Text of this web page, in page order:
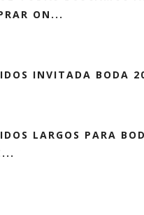
ON...
INVITADA BODA
LARGOS PARA